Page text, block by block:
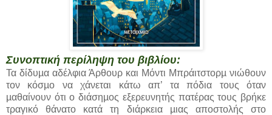
Συνοπτική περίληψη του βιβλίου:
Τα δίδυµα αδέλφια Άρθουρ και Μόντι Μπράιτστορµ νιώθουν
τον κόσµο να χάνεται κάτω απ’ τα πόδια τους όταν
µαθαίνουν ότι ο διάσηµος εξερευνητής πατέρας τους βρήκε
τραγικό θάνατο κατά τη διάρκεια µιας αποστολής στο